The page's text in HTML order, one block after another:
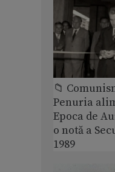
📁
Penuria
Epoca de
o notă a
1989